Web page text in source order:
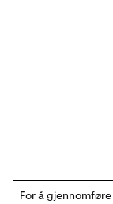
For å gjennomføre